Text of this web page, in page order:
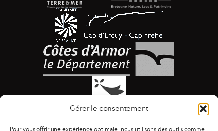
Gérer le consentement
Pour vous offrir une expérience optimale, nous utilisons des outils comme